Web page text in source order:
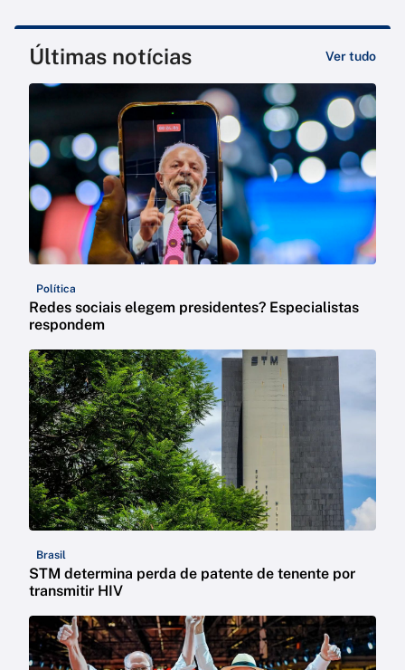
Últimas notícias Ver tudo
Política
Redes sociais elegem presidentes? Especialistas
respondem
Brasil
STM determina perda de patente de tenente por
transmitir HIV